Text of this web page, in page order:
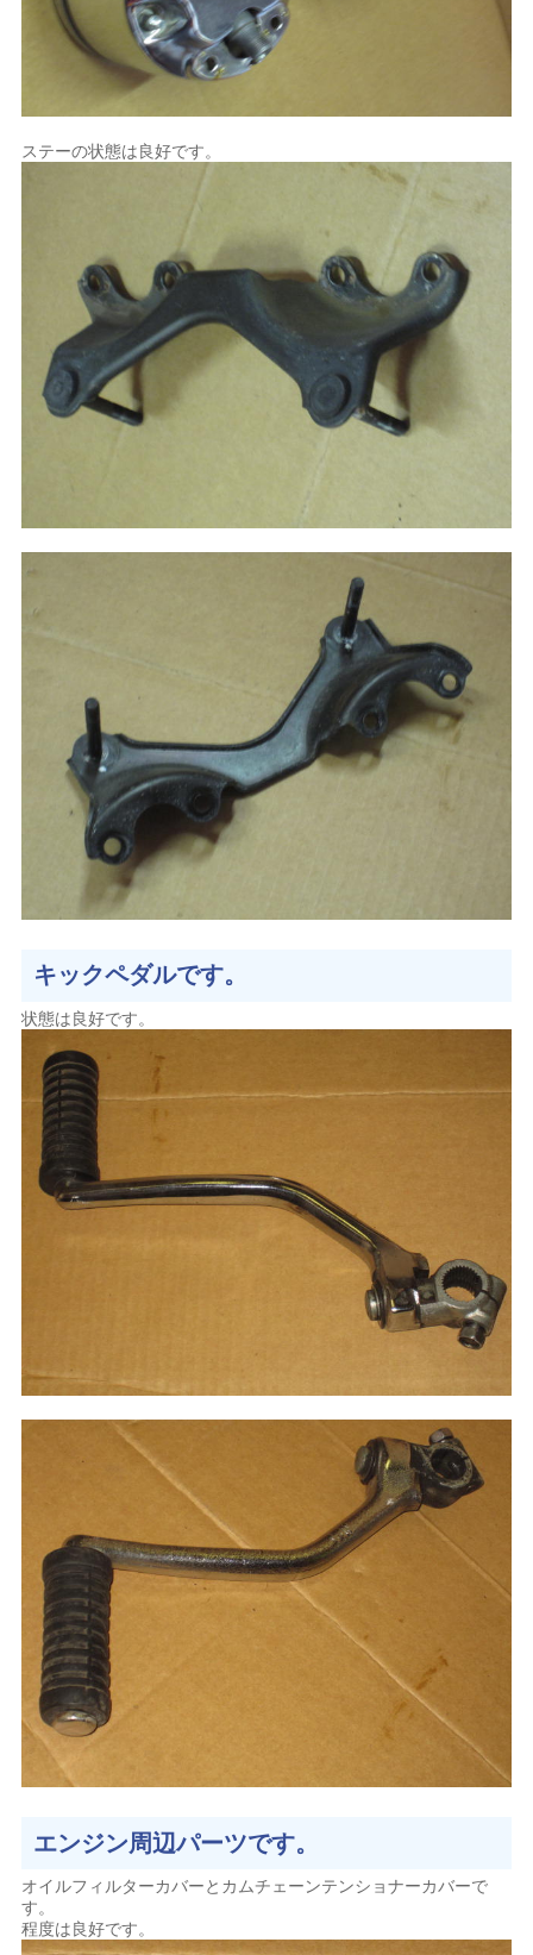
ステーの状態は良好です。
キックペダルです。
状態は良好です。
エンジン周辺パーツです。
オイルフィルターカバーとカムチェーンテンショナーカバーで
す。
程度は良好です。